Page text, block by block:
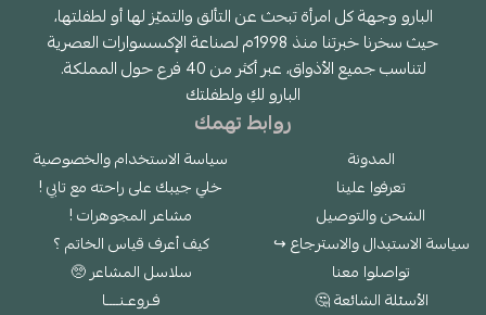
البارو وجهة كل امرأة تبحث عن التألق والتميّز لها أو لطفلتها،
حيث سخرنا خبرتنا منذ 1998م لصناعة الإكسسوارات العصرية
لتناسب جميع الأذواق، عبر أكثر من 40 فرع حول المملكة.
البارو لكِ ولطفلتك
روابط تهمك
المدونة
تعرفوا علينا
الشحن والتوصيل
سياسة الاستبدال والاسترجاع ↪
تواصلوا معنا
الأسئلة الشائعة 🤔
سياسة الاستخدام والخصوصية
خلي جيبك على راحته مع تابي !
مشاعر المجوهرات !
كيف أعرف قياس الخاتم ؟
سلاسل المشاعر 🥺
فـروعـنــــا